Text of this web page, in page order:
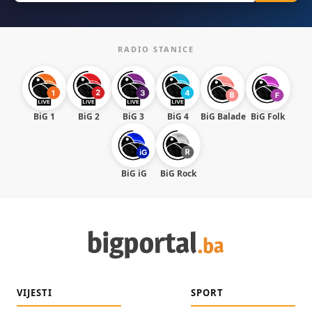
RADIO STANICE
BiG 1 BiG 2 BiG 3 BiG 4 BiG Balade BiG Folk
BiG iG BiG Rock
VIJESTI SPORT